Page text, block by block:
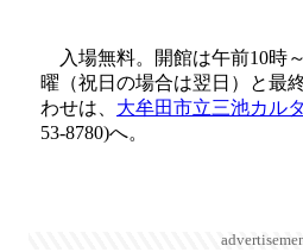
入場無料。開館は午前10時
曜（祝日の場合は翌日）と最
わせは、 大牟田市立三池カル
53-8780)へ。